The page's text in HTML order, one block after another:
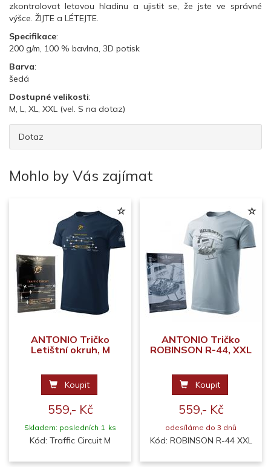
zkontrolovat letovou hladinu a ujistit se, že jste ve správné
výšce. ŽIJTE a LÉTEJTE.
Specifikace:
200 g/m, 100 % bavlna, 3D potisk
Barva:
šedá
Dostupné velikosti:
M, L, XL, XXL (vel. S na dotaz)
Dotaz
Mohlo by Vás zajímat
ANTONIO Tričko
Letištní okruh, M
Koupit
559,- Kč
Skladem: posledních 1 ks
Kód: Traffic Circuit M
ANTONIO Tričko
ROBINSON R-44, XXL
Koupit
559,- Kč
odesíláme do 3 dnů
Kód: ROBINSON R-44 XXL